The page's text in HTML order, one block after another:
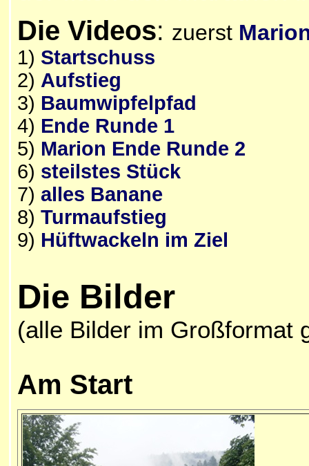
Die Videos: zuerst
1) Startschuss
2) Aufstieg
3) Baumwipfelpfad
4) Ende Runde 1
5) Marion Ende Runde 2
6) steilstes Stück
7) alles Banane
8) Turmaufstieg
9) Hüftwackeln im Ziel
Die Bilder
(alle Bilder im Großformat
Am Start